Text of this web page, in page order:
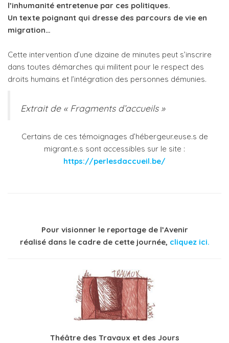
l’inhumanité entretenue par ces politiques.
Un texte poignant qui dresse des parcours de vie en
migration…
Cette intervention d’une dizaine de minutes peut s’inscrire
dans toutes démarches qui militent pour le respect des
droits humains et l’intégration des personnes démunies.
Extrait de « Fragments d’accueils »
Certains de ces témoignages d’hébergeur.euse.s de
migrant.e.s sont accessibles sur le site :
https://perlesdaccueil.be/
Pour visionner le reportage de l’Avenir
réalisé dans le cadre de cette journée, cliquez ici.
Théâtre des Travaux et des Jours